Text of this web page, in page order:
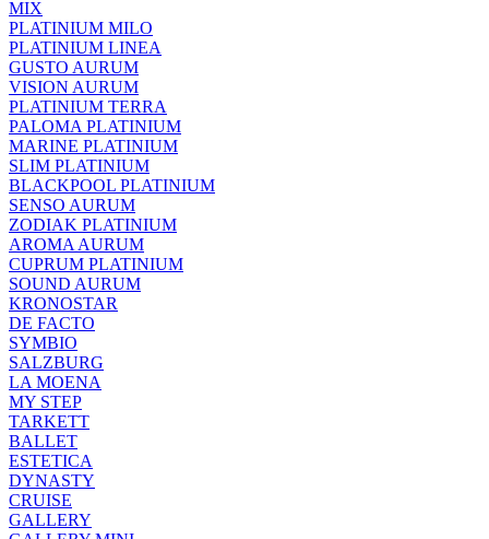
MIX
PLATINIUM MILO
PLATINIUM LINEA
GUSTO AURUM
VISION AURUM
PLATINIUM TERRA
PALOMA PLATINIUM
MARINE PLATINIUM
SLIM PLATINIUM
BLACKPOOL PLATINIUM
SENSO AURUM
ZODIAK PLATINIUM
AROMA AURUM
CUPRUM PLATINIUM
SOUND AURUM
KRONOSTAR
DE FACTO
SYMBIO
SALZBURG
LA MOENA
MY STEP
TARKETT
BALLET
ESTETICA
DYNASTY
CRUISE
GALLERY